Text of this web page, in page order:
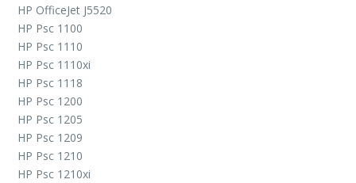
HP OfficeJet J5520
HP Psc 1100
HP Psc 1110
HP Psc 1110xi
HP Psc 1118
HP Psc 1200
HP Psc 1205
HP Psc 1209
HP Psc 1210
HP Psc 1210xi